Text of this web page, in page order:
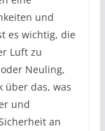
und
es wichtig, die
Luft zu
Neuling,
über das, was
und
an